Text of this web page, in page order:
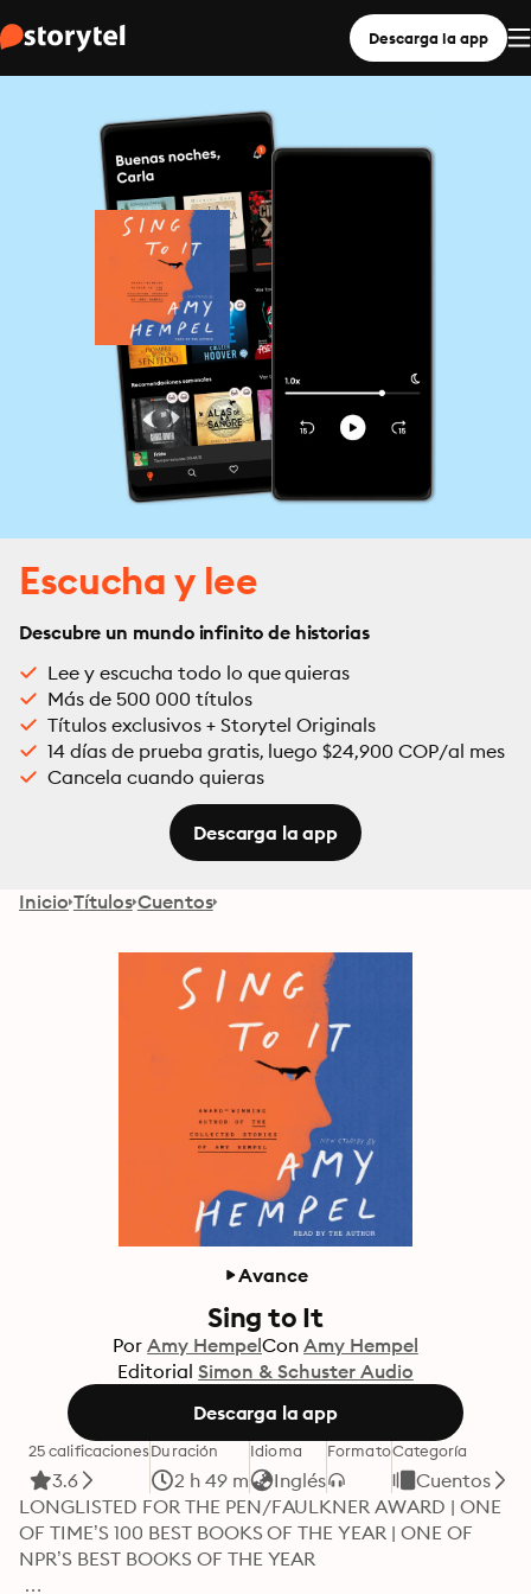
Descarga la app
Escucha y lee
Descubre un mundo infinito de historias
Lee y escucha todo lo que quieras
Más de 500 000 títulos
Títulos exclusivos + Storytel Originals
14 días de prueba gratis, luego $24,900 COP/al mes
Cancela cuando quieras
Descarga la app
Inicio Títulos Cuentos
Avance
Sing to It
Por Amy HempelCon Amy Hempel
Editorial Simon & Schuster Audio
Descarga la app
25 calificaciones
3.6
Duración
2 h 49 m
Idioma
Inglés
FormatoCategoría
Cuentos
LONGLISTED FOR THE PEN/FAULKNER AWARD | ONE
OF TIME’S 100 BEST BOOKS OF THE YEAR | ONE OF
NPR’S BEST BOOKS OF THE YEAR